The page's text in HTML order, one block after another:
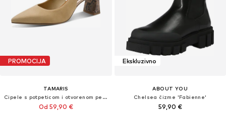
PROMOCIJA
TAMARIS
Cipele s potpeticom i otvorenom petom
Od 59,90 €
Ekskluzivno
ABOUT YOU
Chelsea čizme 'Fabienne'
59,90 €